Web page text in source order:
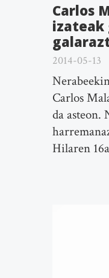
Carlos
izateak
2014-05-13
Carlos
da asteon.
Hilaren